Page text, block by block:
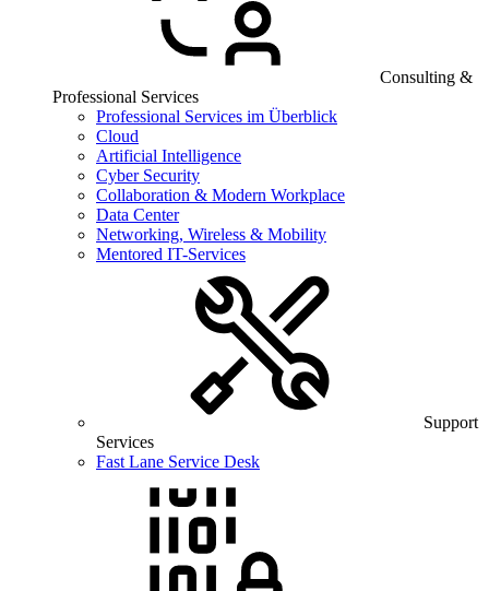
Consulting &
Professional Services
Professional Services im Überblick
Cloud
Artificial Intelligence
Cyber Security
Collaboration & Modern Workplace
Data Center
Networking, Wireless & Mobility
Mentored IT-Services
Support
Services
Fast Lane Service Desk